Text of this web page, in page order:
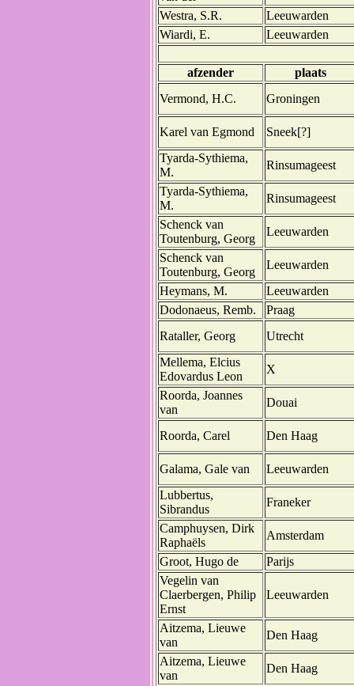
Westra, S.R.
Leeuwarden
Wiardi, E.
Leeuwarden
afzender
plaats
Vermond, H.C.
Groningen
Karel van Egmond
Sneek[?]
Tyarda-Sythiema,
M.
Rinsumageest
Tyarda-Sythiema,
M.
Rinsumageest
Schenck van
Toutenburg, Georg
Leeuwarden
Schenck van
Toutenburg, Georg
Leeuwarden
Heymans, M.
Leeuwarden
Dodonaeus, Remb.
Praag
Rataller, Georg
Utrecht
Mellema, Elcius
Edovardus Leon
X
Roorda, Joannes
van
Douai
Roorda, Carel Den Haag
Galama, Gale van
Leeuwarden
Lubbertus,
Sibrandus
Franeker
Camphuysen, Dirk
Raphaëls
Amsterdam
Groot, Hugo de
Parijs
Vegelin van
Claerbergen, Philip
Ernst
Leeuwarden
Aitzema, Lieuwe
van
Den Haag
Aitzema, Lieuwe
van
Den Haag